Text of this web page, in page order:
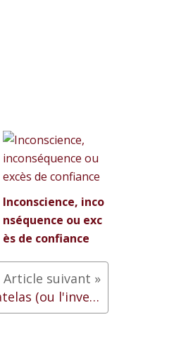
Inconscience, inco
nséquence ou exc
ès de confiance
Un clip et un matelas (ou l'inverse)- 1ère partie